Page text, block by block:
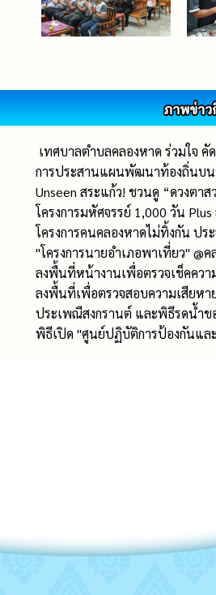
เทศบาลตำบลคลองหาด ร่วมใจ
การประสานแผนพัฒนาท้องถิ่นบน
Unseen สระแก้ว! ชวนดู “ดวงตา
โครงการมหัศจรรย์ 1,000 วัน
โครงการคนคลองหาดไม่ทิ้งกัน ป
"โครงการนายอำเภอพาเที่ยว" @
ลงพื้นที่หน้างานเพื่อตรวจเช็คคว
ลงพื้นที่เพื่อตรวจสอบความเสียหา
ประเพณีสงกรานต์ และพิธีรดน้ำข
พิธีเปิด "ศูนย์ปฏิบัติการป้องกันแล